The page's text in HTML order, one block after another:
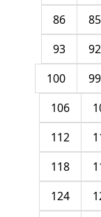
85
86
92
93
99
100
106
112
118
124